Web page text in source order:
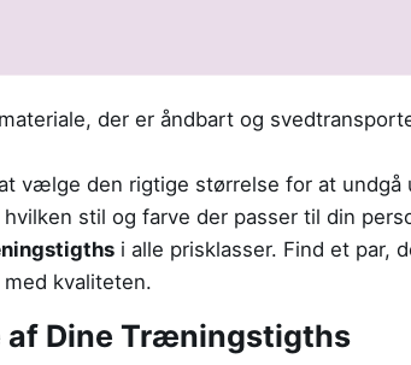
der er åndbart og
vælge den rigtige størrelse for at
stil og farve der passer til din
i alle prisklasser. Find et par,
kvaliteten.
af Dine Træningstigths